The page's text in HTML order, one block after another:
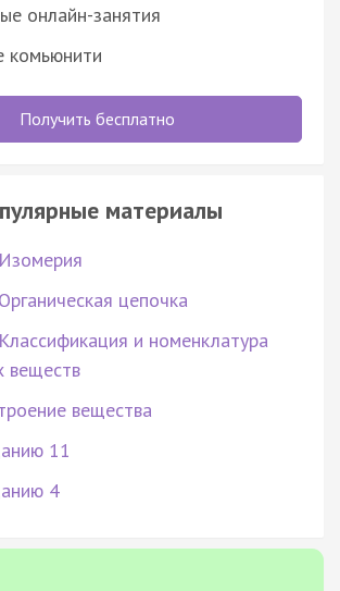
онлайн-занятия
комьюнити
Получить бесплатно
материалы
цепочка
и номенклатура
веществ
вещества
11
4